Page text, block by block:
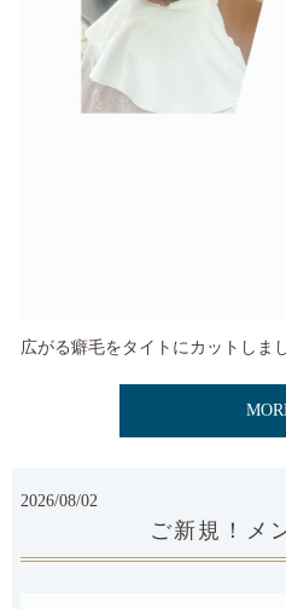
広がる癖毛をタイトにカットしま
2026/08/02
ご新規！メ